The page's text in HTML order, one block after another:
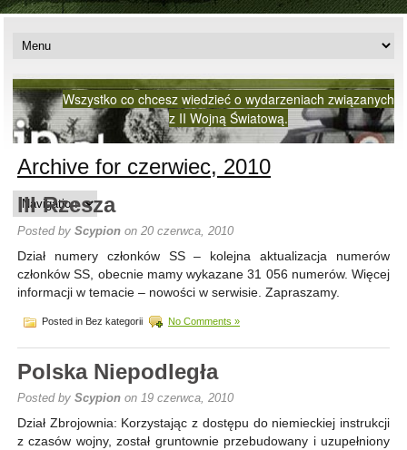
Wszystko co chcesz wiedzieć o wydarzeniach związanych
z II Wojną Światową.
Archive for czerwiec, 2010
III Rzesza
Posted by Scypion on 20 czerwca, 2010
Dział numery członków SS – kolejna aktualizacja numerów
członków SS, obecnie mamy wykazane 31 056 numerów. Więcej
informacji w temacie – nowości w serwisie. Zapraszamy.
Posted in Bez kategorii No Comments »
Polska Niepodległa
Posted by Scypion on 19 czerwca, 2010
Dział Zbrojownia: Korzystając z dostępu do niemieckiej instrukcji
z czasów wojny, został gruntownie przebudowany i uzupełniony